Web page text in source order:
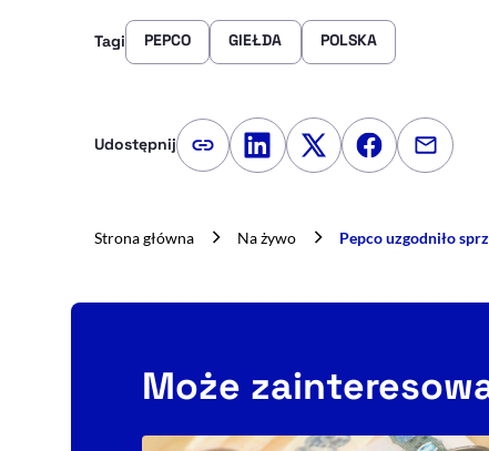
Tagi PEPCO GIEŁDA POLSKA
Udostępnij Kopiuj link artykułu
Udostępnij na LinkedIn
Udostępnij na
Udostępnij na
Strona główna Na żywo Pepco uzgodniło
Może